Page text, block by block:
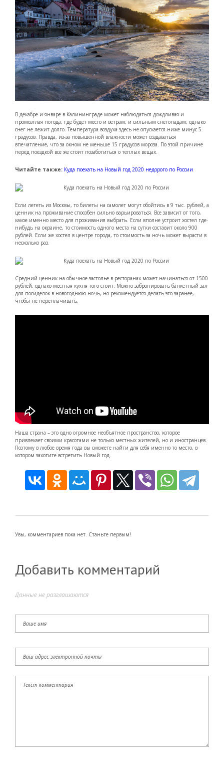
В декабре и январе в Калининграде может наблюдаться дождливая и
промозглая погода, где будет место и ветрам, и сильным снегопадам, однако
снег не лежит долго. Температура воздуха здесь не опускается ниже минус 5
градусов. Правда, из-за повышенной влажности может создаваться
впечатление, что за окном не меньше 15 градусов мороза. По этой причине
перед поездкой все же стоит позаботиться о теплых вещах.
Читайте также: Куда поехать на Новый год 2020 недорого по России
Если лететь из Москвы, то билеты на самолет могут обойтись в 9 тыс. рублей, а
ценник на проживание способен сильно варьироваться. Все зависит от того,
какое именно место для проживания выбрать. Если вполне устроит хостел где-
нибудь на окраине, то стоимость одного места на сутки составит около 900
рублей. Если же хостел в центре города, то стоимость за ночь может вырасти в
несколько раз.
Средний ценник на обычное застолье в ресторанах может начинаться от 1500
рублей, однако местная кухня того стоит. Можно забронировать банкетный зал
для посиделок в новогоднюю ночь, но рекомендуется делать это заранее,
чтобы не переплачивать.
Наша страна – это одно огромное необъятное пространство, которое
привлекает своими красотами не только местных жителей, но и иностранцев.
Поэтому в любое время года вы сможете найти для себя именно то место, в
котором захотите встретить Новый год.
Увы, комментариев пока нет. Станьте первым!
Добавить комментарий
Данные не разглашаются